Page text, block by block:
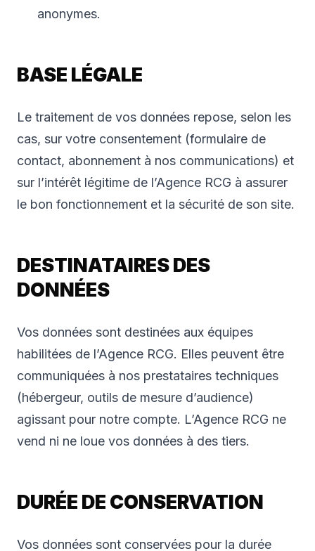
anonymes.
BASE LÉGALE
Le traitement de vos données repose, selon les
cas, sur votre consentement (formulaire de
contact, abonnement à nos communications) et
sur l’intérêt légitime de l’Agence RCG à assurer
le bon fonctionnement et la sécurité de son site.
DESTINATAIRES DES
DONNÉES
Vos données sont destinées aux équipes
habilitées de l’Agence RCG. Elles peuvent être
communiquées à nos prestataires techniques
(hébergeur, outils de mesure d’audience)
agissant pour notre compte. L’Agence RCG ne
vend ni ne loue vos données à des tiers.
DURÉE DE CONSERVATION
Vos données sont conservées pour la durée